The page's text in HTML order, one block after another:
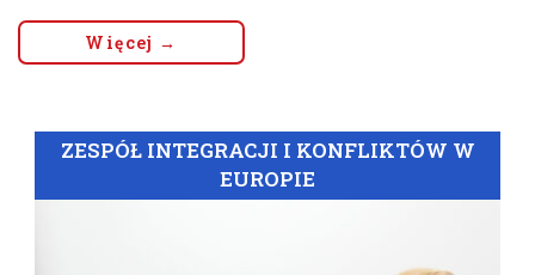
Więcej →
ZESPÓŁ INTEGRACJI I KONFLIKTÓW W
EUROPIE